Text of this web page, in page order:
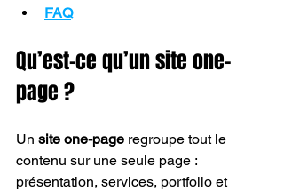
FAQ
Qu’est-ce qu’un site one-
page ?
Un site one-page regroupe tout le
contenu sur une seule page :
présentation, services, portfolio et